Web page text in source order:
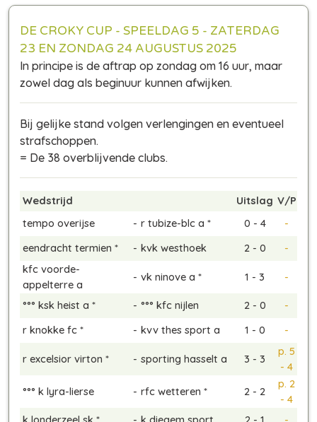
DE CROKY CUP - SPEELDAG 5 - ZATERDAG
23 EN ZONDAG 24 AUGUSTUS 2025
In principe is de aftrap op zondag om 16 uur, maar
zowel dag als beginuur kunnen afwijken.
Bij gelijke stand volgen verlengingen en eventueel
strafschoppen.
= De 38 overblijvende clubs.
Wedstrijd Uitslag V/P
tempo overijse
- r tubize-blc a * 0 - 4
-
eendracht termien *
- kvk westhoek 2 - 0
-
kfc voorde-
appelterre a
- vk ninove a * 1 - 3 -
°°° ksk heist a * - °°° kfc nijlen 2 - 0
-
r knokke fc *
- kvv thes sport a 1 - 0 -
r excelsior virton * - sporting hasselt a 3 - 3
p. 5
- 4
°°° k lyra-lierse
- rfc wetteren * 2 - 2
p. 2
- 4